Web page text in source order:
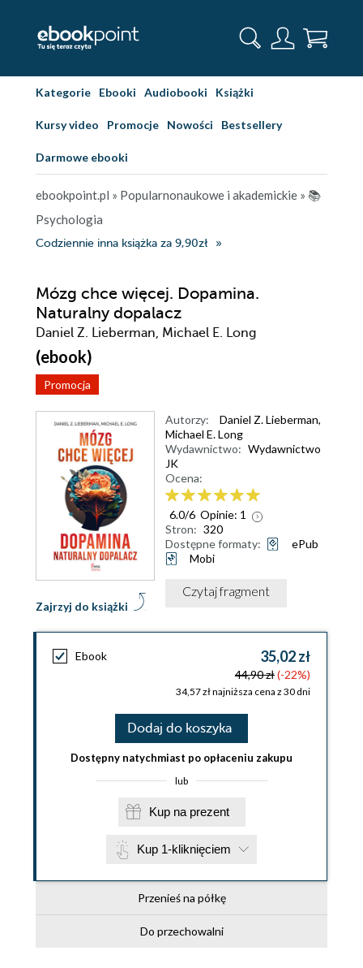
Kategorie Ebooki Audiobooki Książki
Kursy video Promocje Nowości Bestsellery
Darmowe ebooki
ebookpoint.pl » Popularnonaukowe i akademickie » 📚
Psychologia
Codziennie inna książka za 9,90zł
Mózg chce więcej. Dopamina.
Naturalny dopalacz
Daniel Z. Lieberman, Michael E. Long
(ebook)
Promocja
Zajrzyj do książki
Autorzy: Daniel Z. Lieberman,
Michael E. Long
Wydawnictwo: Wydawnictwo
JK
Ocena:
6.0/6 Opinie: 1
Stron: 320
Dostępne formaty:
ePub
Mobi
Czytaj fragment
Ebook 35,02 zł
44,90 zł(-22%)
34,57 zł najniższa cena z 30 dni
Dodaj do koszyka
Dostępny natychmiast po opłaceniu zakupu
lub
Kup na prezent
Kup 1-kliknięciem
Przenieś na półkę
Do przechowalni